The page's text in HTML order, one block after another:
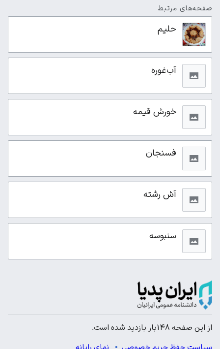
صفحه‌های مرتبط
حلیم
آب‌غوره
خورش قیمه
فسنجان
آش رشته
سنبوسه
از این صفحه ۱۴۸بار بازدید شده است.
سیاست حفظ حریم خصوصی نمای رایانه